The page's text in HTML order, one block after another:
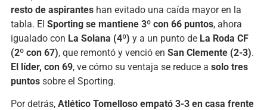
resto de aspiranteshan evitado una caída mayor en la
tabla. El Sporting se mantiene 3º con 66 puntos, ahora
igualado con La Solana (4º) y a un punto de La Roda CF
(2º con 67), que remontó y venció en San Clemente (2-3).
El líder, con 69, ve cómo su ventaja se reduce a solo tres
puntossobre el Sporting.
Por detrás, Atlético Tomelloso empató 3-3 en casa frente